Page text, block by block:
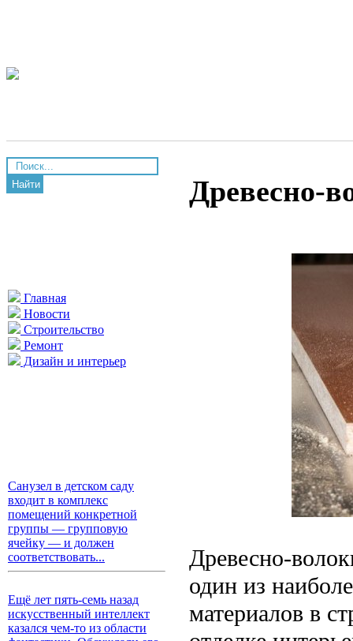
Найти
Главная
Новости
Строительство
Ремонт
Дизайн и интерьер
Санузел в детском саду
входит в комплекс
помещений конкретной
группы — групповую
ячейку — и должен
соответствовать...
Ещё лет пять-семь назад
искусственный интеллект
казался чем-то из области
Древесно-
Древесно-
один из
материалов в